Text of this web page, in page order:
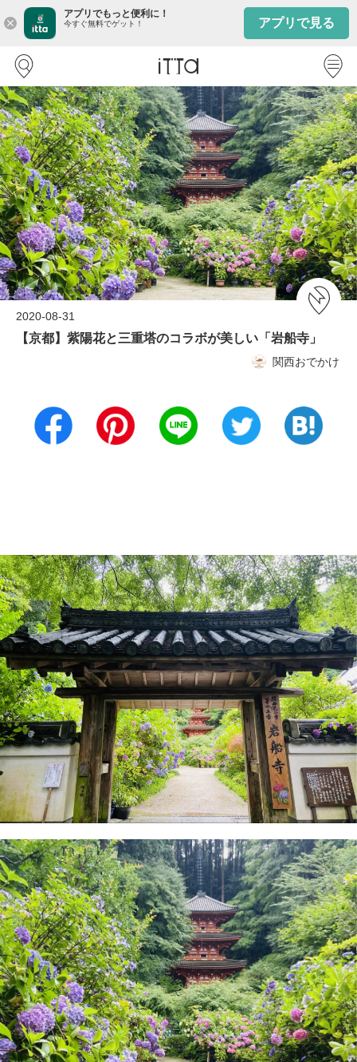
close
アプリでもっと便利に！
今すぐ無料でゲット！ アプリで見る
2020-08-31
【京都】紫陽花と三重塔のコラボが美しい「岩船寺」
関西おでかけ